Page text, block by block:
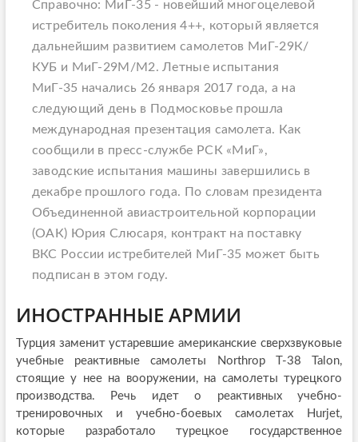
Справочно: МиГ-35 - новейший многоцелевой
истребитель поколения 4++, который является
дальнейшим развитием самолетов МиГ-29К/
КУБ и МиГ-29М/М2. Летные испытания
МиГ-35 начались 26 января 2017 года, а на
следующий день в Подмосковье прошла
международная презентация самолета. Как
сообщили в пресс-службе РСК «МиГ»,
заводские испытания машины завершились в
декабре прошлого года. По словам президента
Объединенной авиастроительной корпорации
(ОАК) Юрия Слюсаря, контракт на поставку
ВКС России истребителей МиГ-35 может быть
подписан в этом году.
ИНОСТРАННЫЕ АРМИИ
Турция заменит устаревшие американские сверхзвуковые
учебные реактивные самолеты Northrop T-38 Talon,
стоящие у нее на вооружении, на самолеты турецкого
производства. Речь идет о реактивных учебно-
тренировочных и учебно-боевых самолетах Hurjet,
которые разработало турецкое государственное